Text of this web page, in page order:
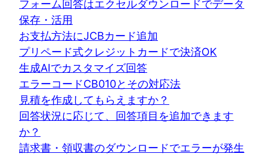
フォーム回答はエクセルダウンロードでデータ
保存・活用
お支払方法にJCBカード追加
プリペード式クレジットカードで決済OK
生成AIでカスタマイズ回答
エラーコードCB010とその対応法
見積を作成してもらえますか？
回答状況に応じて、回答項目を追加できます
か？
請求書・領収書のダウンロードでエラーが発生